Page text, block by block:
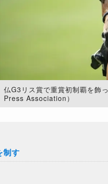
仏G3リス賞で重賞初制覇を飾
Press Association）
制す